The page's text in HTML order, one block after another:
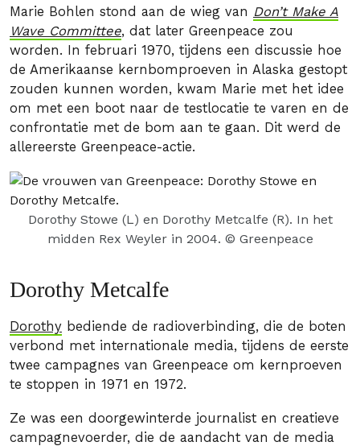
Marie Bohlen stond aan de wieg van Don’t Make A
Wave Committee, dat later Greenpeace zou
worden. In februari 1970, tijdens een discussie hoe
de Amerikaanse kernbomproeven in Alaska gestopt
zouden kunnen worden, kwam Marie met het idee
om met een boot naar de testlocatie te varen en de
confrontatie met de bom aan te gaan. Dit werd de
allereerste Greenpeace-actie.
Dorothy Stowe (L) en Dorothy Metcalfe (R). In het
midden Rex Weyler in 2004. © Greenpeace
Dorothy Metcalfe
Dorothy bediende de radioverbinding, die de boten
verbond met internationale media, tijdens de eerste
twee campagnes van Greenpeace om kernproeven
te stoppen in 1971 en 1972.
Ze was een doorgewinterde journalist en creatieve
campagnevoerder, die de aandacht van de media